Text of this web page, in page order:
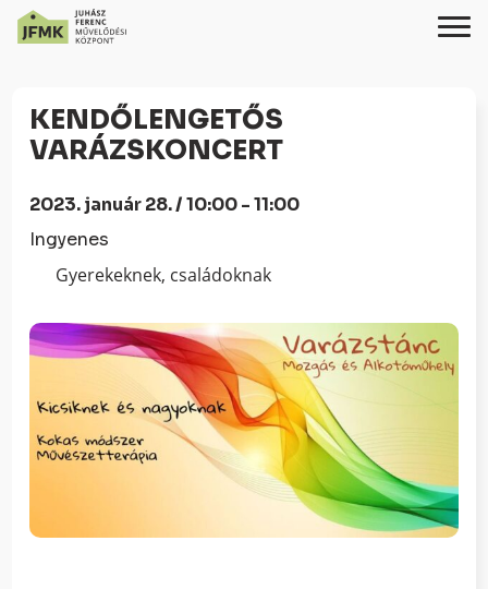
Content
navigációhoz
KENDŐLENGETŐS
VARÁZSKONCERT
2023. január 28. / 10:00 - 11:00
Ingyenes
Gyerekeknek, családoknak